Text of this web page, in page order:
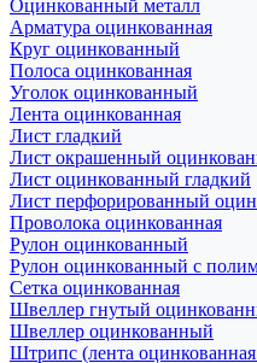
Оцинкованный металл
Арматура оцинкованная
Круг оцинкованный
Полоса оцинкованная
Уголок оцинкованный
Лента оцинкованная
Лист гладкий
Лист окрашенный
Лист оцинкованный гладкий
Лист перфорированный
Проволока оцинкованная
Рулон оцинкованный
Рулон оцинкованный с
Сетка оцинкованная
Швеллер гнутый
Швеллер оцинкованный
Штрипс (лента